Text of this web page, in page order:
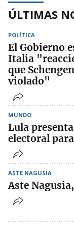
ÚLTIMAS
POLÍTICA
El Gobierno
Italia
que
violado"
MUNDO
Lula
electoral
ASTE NAGUSIA
Aste